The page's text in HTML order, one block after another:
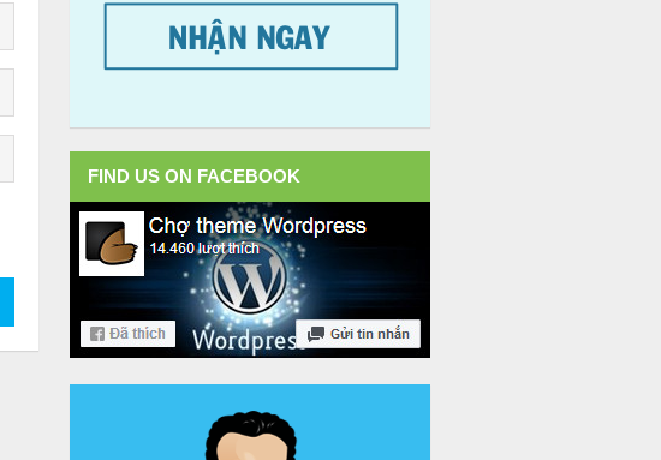
FIND US ON FACEBOOK